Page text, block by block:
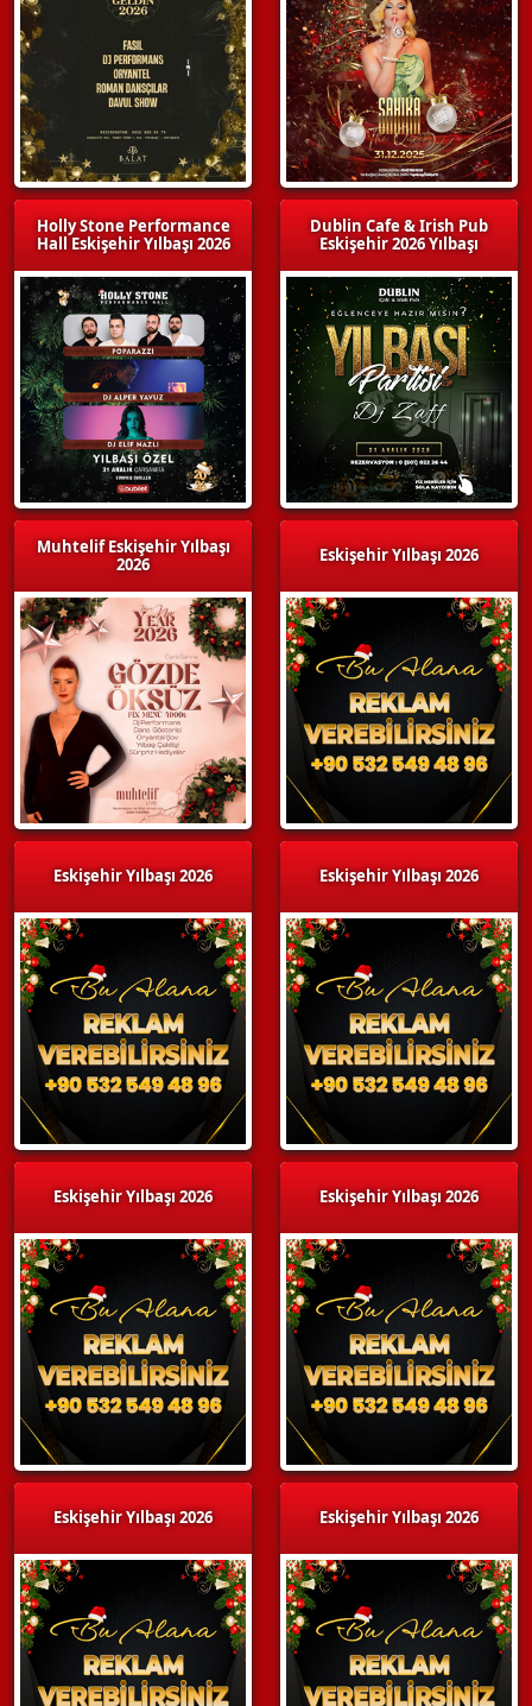
Holly Stone Performance
Hall Eskişehir Yılbaşı 2026
Muhtelif Eskişehir Yılbaşı
2026
Eskişehir Yılbaşı 2026
Eskişehir Yılbaşı 2026
Eskişehir Yılbaşı 2026
Dublin Cafe & Irish Pub
Eskişehir 2026 Yılbaşı
Eskişehir Yılbaşı 2026
Eskişehir Yılbaşı 2026
Eskişehir Yılbaşı 2026
Eskişehir Yılbaşı 2026